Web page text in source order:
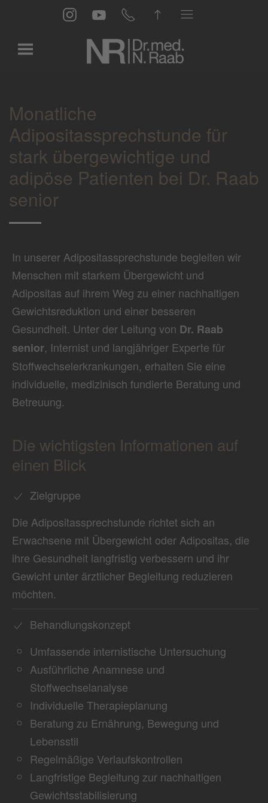
Zum Hauptinhalt springen
Monatliche
Adipositassprechstunde für
stark übergewichtige und
adipöse Patienten bei Dr. Raab
senior
In unserer Adipositassprechstunde begleiten wir
Menschen mit starkem Übergewicht und
Adipositas auf ihrem Weg zu einer nachhaltigen
Gewichtsreduktion und einer besseren
Gesundheit. Unter der Leitung von Dr. Raab
senior, Internist und langjähriger Experte für
Stoffwechselerkrankungen, erhalten Sie eine
individuelle, medizinisch fundierte Beratung und
Betreuung.
Die wichtigsten Informationen auf
einen Blick
Zielgruppe
Die Adipositassprechstunde richtet sich an
Erwachsene mit Übergewicht oder Adipositas, die
ihre Gesundheit langfristig verbessern und ihr
Gewicht unter ärztlicher Begleitung reduzieren
möchten.
Behandlungskonzept
Umfassende internistische Untersuchung
Ausführliche Anamnese und
Stoffwechselanalyse
Individuelle Therapieplanung
Beratung zu Ernährung, Bewegung und
Lebensstil
Regelmäßige Verlaufskontrollen
Langfristige Begleitung zur nachhaltigen
Gewichtsstabilisierung